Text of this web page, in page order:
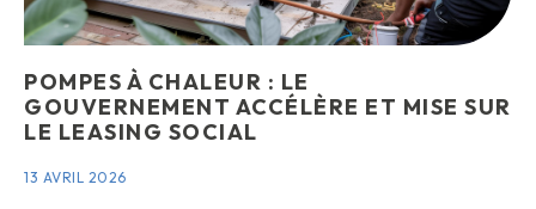
POMPES À CHALEUR : LE
GOUVERNEMENT ACCÉLÈRE ET MISE SUR
LE LEASING SOCIAL
13 AVRIL 2026